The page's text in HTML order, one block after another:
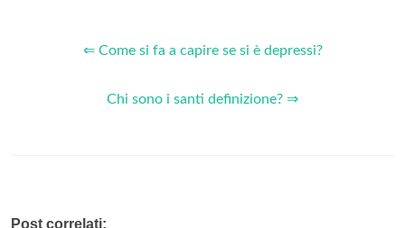
⇐ Come si fa a capire se si è depressi?
Chi sono i santi definizione? ⇒
Post correlati: